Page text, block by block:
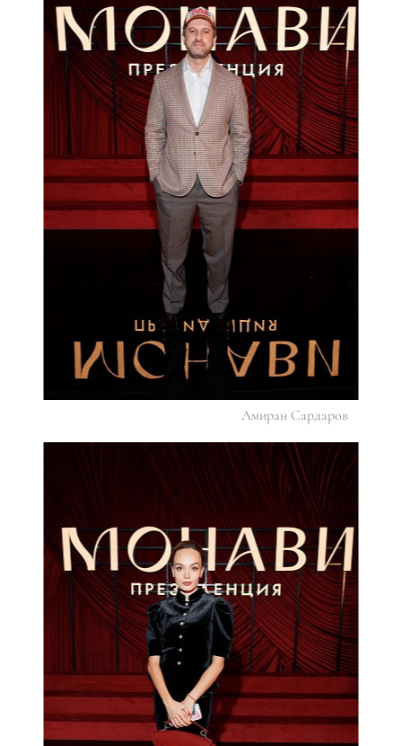
Амиран Сардаров